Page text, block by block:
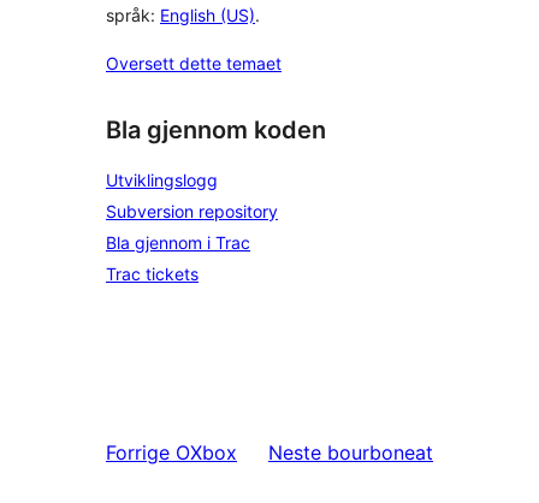
språk: English (US).
Oversett dette temaet
Bla gjennom koden
Utviklingslogg
Subversion repository
Bla gjennom i Trac
Trac tickets
Forrige OXbox Neste bourboneat